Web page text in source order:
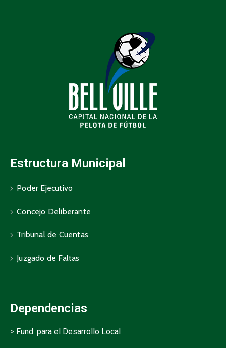
Estructura Municipal
Poder Ejecutivo
Concejo Deliberante
Tribunal de Cuentas
Juzgado de Faltas
Dependencias
> Fund. para el Desarrollo Local